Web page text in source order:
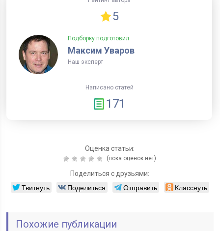
5
Подборку подготовил
Максим Уваров
Наш эксперт
Написано статей
171
Оценка статьи:
(пока оценок нет)
Поделиться с друзьями:
Твитнуть Поделиться Отправить Класснуть
Похожие публикации